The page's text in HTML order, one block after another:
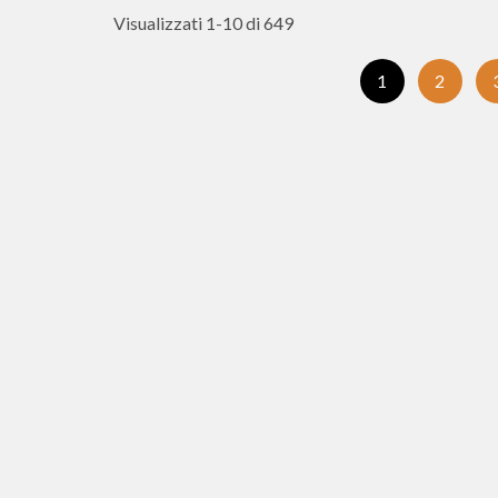
Visualizzati 1-10 di 649
1
(Pagina
corrente)
2